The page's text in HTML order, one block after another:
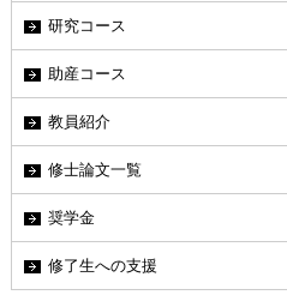
研究コース
助産コース
教員紹介
修士論文一覧
奨学金
修了生への支援